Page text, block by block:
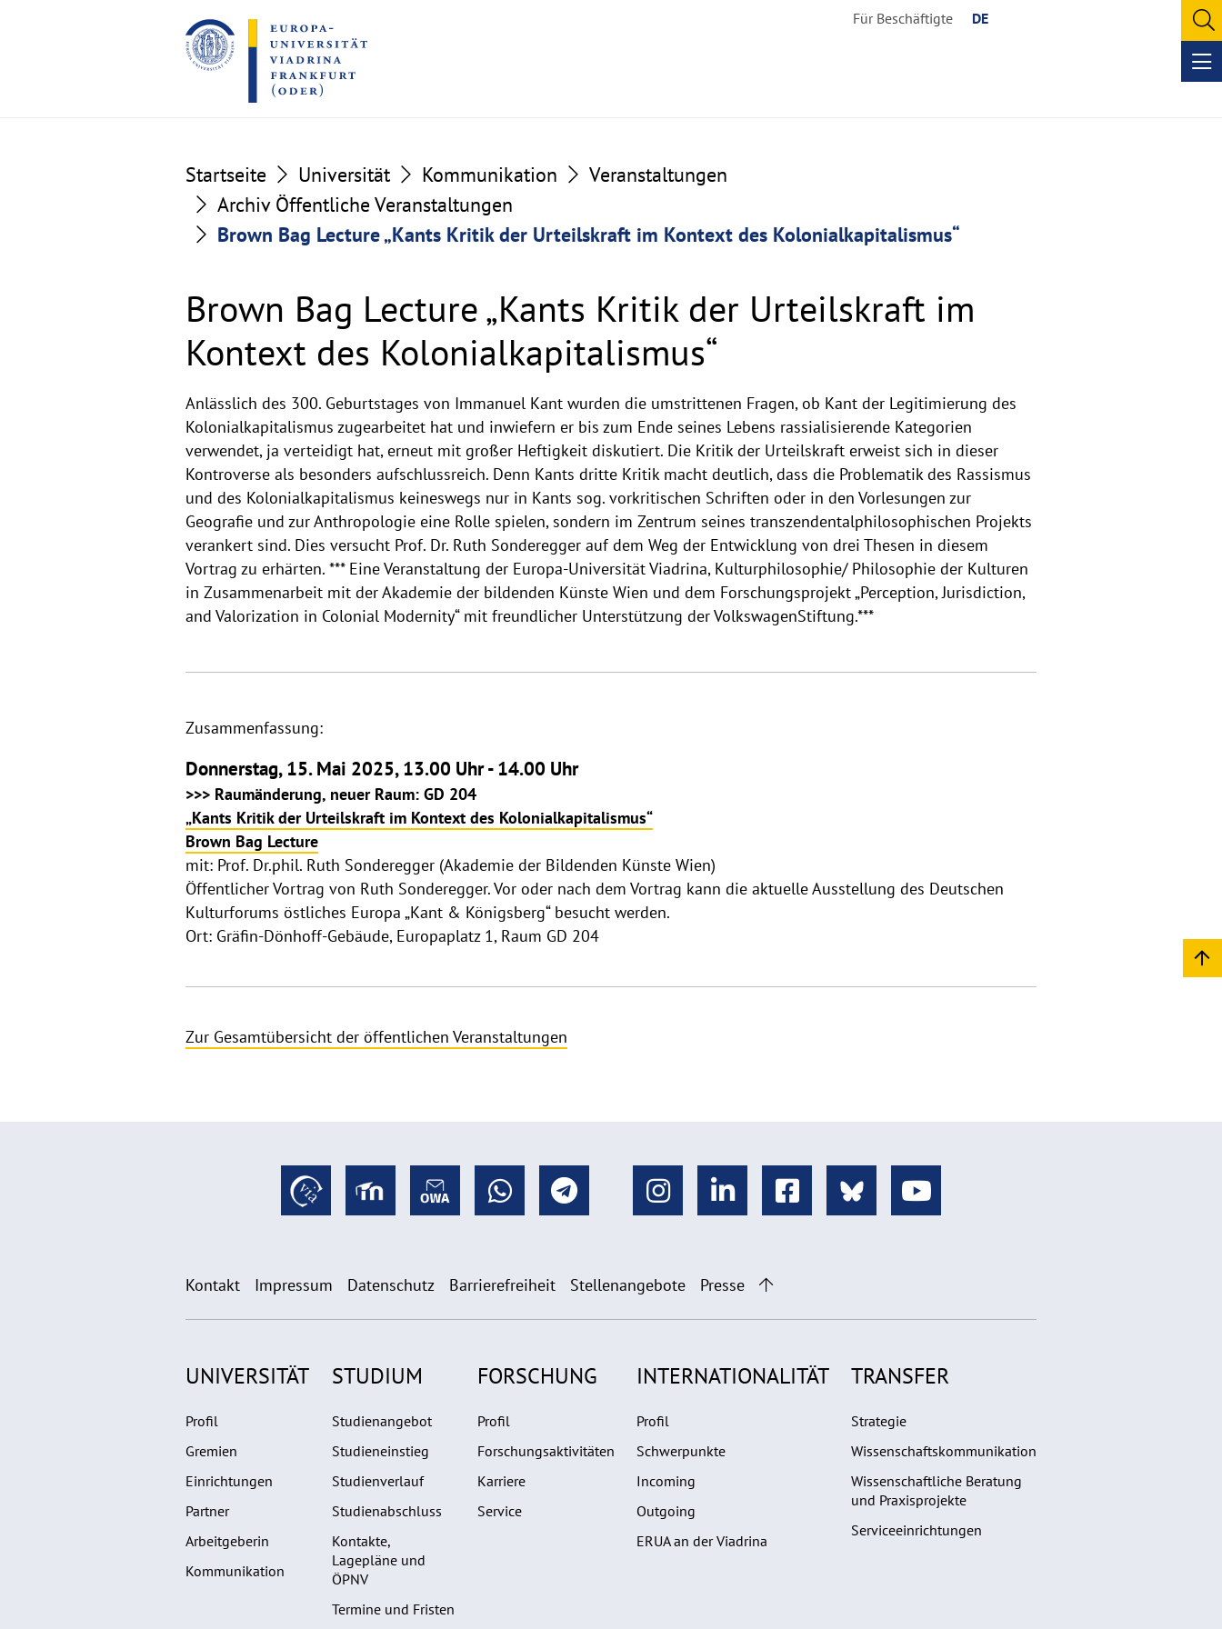
to
the
content
to
the
footer
Für Beschäftigte DE
Startseite Universität Kommunikation
Veranstaltungen
Archiv Öffentliche Veranstaltungen
Brown Bag Lecture „Kants Kritik der Urteilskraft im Kontext des Kolonialkapitalismus“
Brown Bag Lecture „Kants Kritik der Urteilskraft im
Kontext des Kolonialkapitalismus“
Anlässlich des 300. Geburtstages von Immanuel Kant wurden die umstrittenen Fragen, ob Kant der Legitimierung des
Kolonialkapitalismus zugearbeitet hat und inwiefern er bis zum Ende seines Lebens rassialisierende Kategorien
verwendet, ja verteidigt hat, erneut mit großer Heftigkeit diskutiert. Die Kritik der Urteilskraft erweist sich in dieser
Kontroverse als besonders aufschlussreich. Denn Kants dritte Kritik macht deutlich, dass die Problematik des Rassismus
und des Kolonialkapitalismus keineswegs nur in Kants sog. vorkritischen Schriften oder in den Vorlesungen zur
Geografie und zur Anthropologie eine Rolle spielen, sondern im Zentrum seines transzendentalphilosophischen Projekts
verankert sind. Dies versucht Prof. Dr. Ruth Sonderegger auf dem Weg der Entwicklung von drei Thesen in diesem
Vortrag zu erhärten. *** Eine Veranstaltung der Europa-Universität Viadrina, Kulturphilosophie/ Philosophie der Kulturen
in Zusammenarbeit mit der Akademie der bildenden Künste Wien und dem Forschungsprojekt „Perception, Jurisdiction,
and Valorization in Colonial Modernity“ mit freundlicher Unterstützung der VolkswagenStiftung.***
Zusammenfassung:
Donnerstag, 15. Mai 2025, 13.00 Uhr - 14.00 Uhr
>>> Raumänderung, neuer Raum: GD 204
„Kants Kritik der Urteilskraft im Kontext des Kolonialkapitalismus“
Brown Bag Lecture
mit: Prof. Dr.phil. Ruth Sonderegger (Akademie der Bildenden Künste Wien)
Öffentlicher Vortrag von Ruth Sonderegger. Vor oder nach dem Vortrag kann die aktuelle Ausstellung des Deutschen
Kulturforums östliches Europa „Kant & Königsberg“ besucht werden.
Ort: Gräfin-Dönhoff-Gebäude, Europaplatz 1, Raum GD 204
Zur Gesamtübersicht der öffentlichen Veranstaltungen
Kontakt Impressum Datenschutz Barrierefreiheit Stellenangebote Presse
UNIVERSITÄT
Profil
Gremien
Einrichtungen
Partner
Arbeitgeberin
Kommunikation
STUDIUM
Studienangebot
Studieneinstieg
Studienverlauf
Studienabschluss
Kontakte,
Lagepläne und
ÖPNV
Termine und Fristen
FORSCHUNG
Profil
Forschungsaktivitäten
Karriere
Service
INTERNATIONALITÄT
Profil
Schwerpunkte
Incoming
Outgoing
ERUA an der Viadrina
TRANSFER
Strategie
Wissenschaftskommunikation
Wissenschaftliche Beratung
und Praxisprojekte
Serviceeinrichtungen